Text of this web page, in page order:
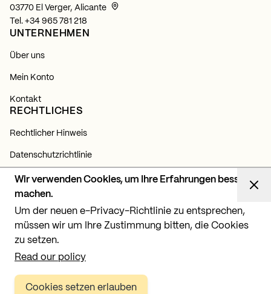
Wir verwenden Cookies, um Ihre Erfahrungen besser
machen.
Um der neuen e-Privacy-Richtlinie zu entsprechen,
müssen wir um Ihre Zustimmung bitten, die Cookies
zu setzen.
Read our policy
Cookies setzen erlauben
03770 El Verger, Alicante
Tel. +34 965 781 218
UNTERNEHMEN
Über uns
Mein Konto
Kontakt
RECHTLICHES
Rechtlicher Hinweis
Datenschutzrichtlinie
Cookie-Richtlinie
NEWSLETTER
Abonnieren Sie sich und erfahren Sie alles über unsere
Neuigkeiten, Produkte und Lichtprojekte.
Abonnieren